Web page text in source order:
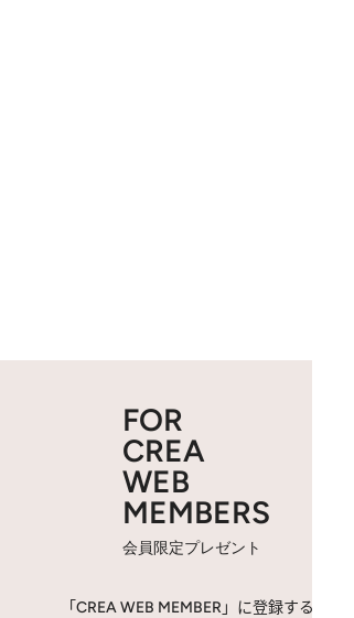
FOR
CREA
WEB
MEMBERS
会員限定プレゼント
「CREA WEB MEMBER」に登録する